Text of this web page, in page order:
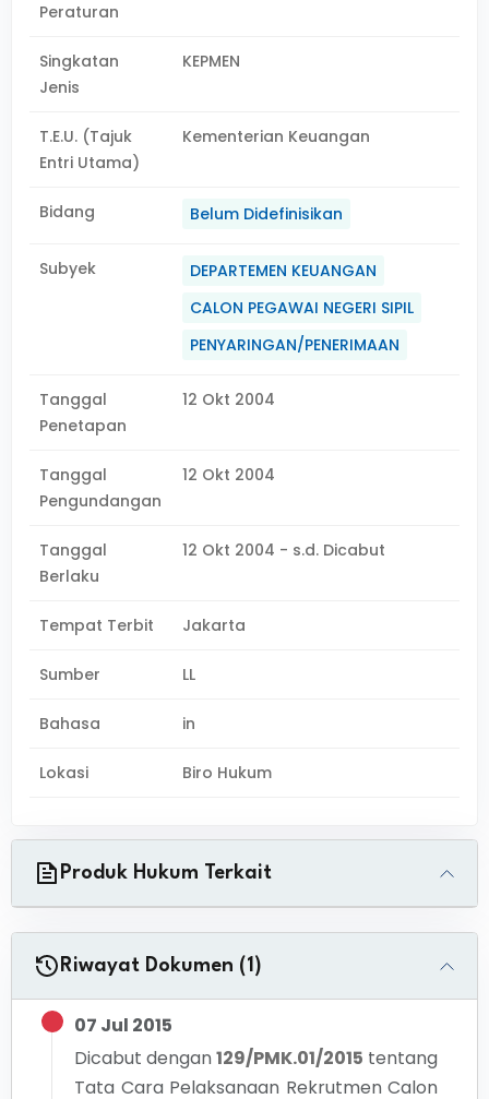
Peraturan
Singkatan
Jenis
KEPMEN
T.E.U. (Tajuk
Entri Utama)
Kementerian Keuangan
Bidang Belum Didefinisikan
Subyek
DEPARTEMEN KEUANGAN
CALON PEGAWAI NEGERI SIPIL
PENYARINGAN/PENERIMAAN
Tanggal
Penetapan
12 Okt 2004
Tanggal
Pengundangan
12 Okt 2004
Tanggal
Berlaku
12 Okt 2004 - s.d. Dicabut
Tempat Terbit Jakarta
Sumber LL
Bahasa in
Lokasi Biro Hukum
Produk Hukum Terkait
Riwayat Dokumen (1)
07 Jul 2015
Dicabut dengan129/PMK.01/2015 tentang
Tata Cara Pelaksanaan Rekrutmen Calon